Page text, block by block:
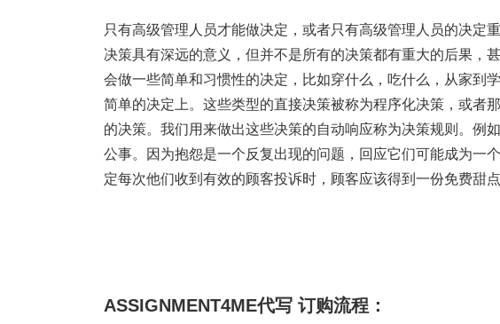
只有高级管理人员才能做决定，或者只有高级管理人员的决定
决策具有深远的意义，但并不是所有的决策都有重大的后果，
会做一些简单和习惯性的决定，比如穿什么，吃什么，从家到
简单的决定上。这些类型的直接决策被称为程序化决策，或者
的决策。我们用来做出这些决策的自动响应称为决策规则。例
公事。因为抱怨是一个反复出现的问题，回应它们可能成为一
定每次他们收到有效的顾客投诉时，顾客应该得到一份免费甜
ASSIGNMENT4ME代写 订购流程：